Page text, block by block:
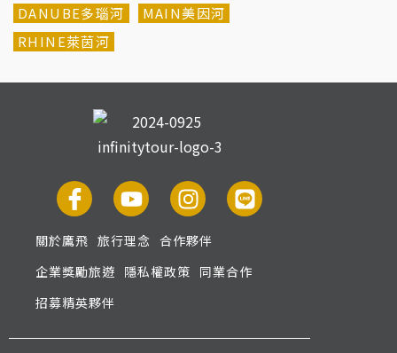
DANUBE多瑙河
MAIN美因河
RHINE萊茵河
關於鷹飛 旅行理念 合作夥伴
企業獎勵旅遊 隱私權政策 同業合作
招募精英夥伴